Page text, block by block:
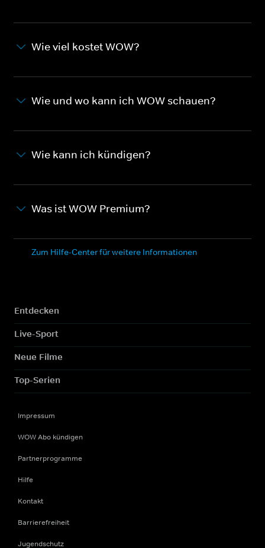
Wie viel kostet WOW?
Wie und wo kann ich WOW schauen?
Wie kann ich kündigen?
Was ist WOW Premium?
Zum Hilfe-Center für weitere Informationen
Entdecken
Live-Sport
Neue Filme
Top-Serien
Impressum
WOW Abo kündigen
Partnerprogramme
Hilfe
Kontakt
Barrierefreiheit
Jugendschutz